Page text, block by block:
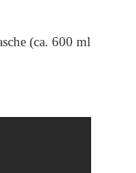
(ca. 600 ml